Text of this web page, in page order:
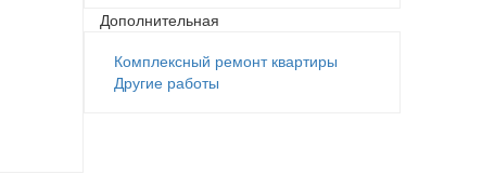
Дополнительная
Комплексный ремонт квартиры
Другие работы